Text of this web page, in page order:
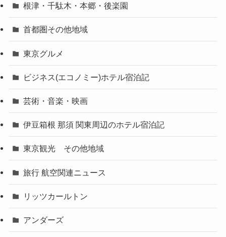
根津・千駄木・本郷・後楽園
首都圏その他地域
東京グルメ
ビジネス(エコノミー)ホテル宿泊記
芸術・音楽・映画
伊豆箱根 那須 関東周辺のホテル宿泊記
東京観光 その他地域
旅行 航空関連ニュース
リッツカールトン
アンダーズ